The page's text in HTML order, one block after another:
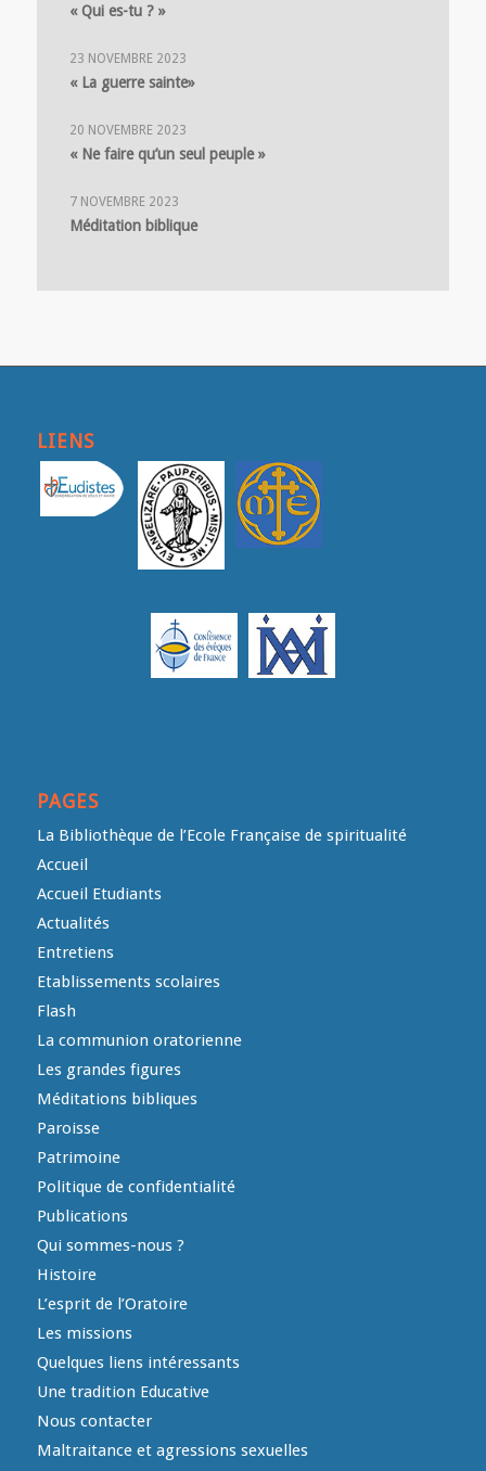
« Qui es-tu ? »
23 NOVEMBRE 2023
« La guerre sainte»
20 NOVEMBRE 2023
« Ne faire qu’un seul peuple »
7 NOVEMBRE 2023
Méditation biblique
LIENS
PAGES
La Bibliothèque de l’Ecole Française de spiritualité
Accueil
Accueil Etudiants
Actualités
Entretiens
Etablissements scolaires
Flash
La communion oratorienne
Les grandes figures
Méditations bibliques
Paroisse
Patrimoine
Politique de confidentialité
Publications
Qui sommes-nous ?
Histoire
L’esprit de l’Oratoire
Les missions
Quelques liens intéressants
Une tradition Educative
Nous contacter
Maltraitance et agressions sexuelles